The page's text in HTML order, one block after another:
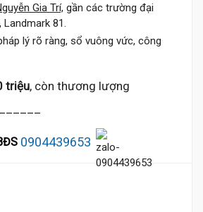
Gia Trí, gần các trường đại
Landmark 81.
lý rõ ràng, sổ vuông vức, công
triệu, còn thương lượng
0904439653